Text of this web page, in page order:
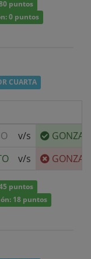
puntos
0 puntos
CUARTA
v/s
v/s
puntos
18 puntos